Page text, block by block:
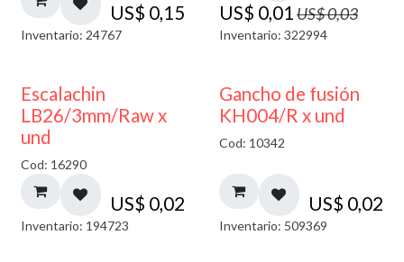
US$ 0,15
Inventario: 24767
US$ 0,01 US$0,03
Inventario: 322994
Escalachin
LB26/3mm/Raw x
und
Cod: 16290
US$ 0,02
Inventario: 194723
Gancho de fusión
KH004/R x und
Cod: 10342
US$ 0,02
Inventario: 509369